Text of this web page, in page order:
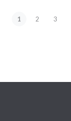
1 2 3